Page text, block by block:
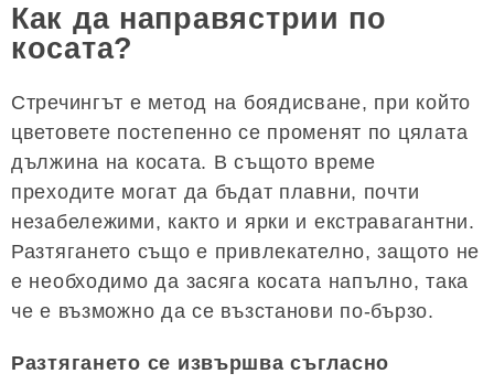
Как да направястрии по
косата?
Стречингът е метод на боядисване, при който
цветовете постепенно се променят по цялата
дължина на косата. В същото време
преходите могат да бъдат плавни, почти
незабележими, както и ярки и екстравагантни.
Разтягането също е привлекателно, защото не
е необходимо да засяга косата напълно, така
че е възможно да се възстанови по-бързо.
Разтягането се извършва съгласно